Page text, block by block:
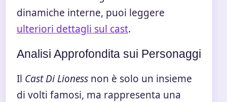
dinamiche interne, puoi leggere
ulteriori dettagli sul cast.
Analisi Approfondita sui Personaggi
Il Cast Di Lioness non è solo un insieme
di volti famosi, ma rappresenta una